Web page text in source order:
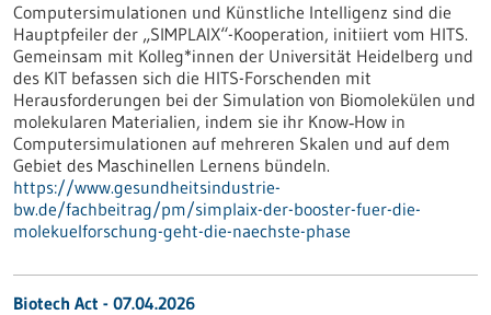
Computersimulationen und Künstliche Intelligenz sind die
Hauptpfeiler der „SIMPLAIX“-Kooperation, initiiert vom HITS.
Gemeinsam mit Kolleg*innen der Universität Heidelberg und
des KIT befassen sich die HITS-Forschenden mit
Herausforderungen bei der Simulation von Biomolekülen und
molekularen Materialien, indem sie ihr Know‑How in
Computersimulationen auf mehreren Skalen und auf dem
Gebiet des Maschinellen Lernens bündeln.
https://www.gesundheitsindustrie-
bw.de/fachbeitrag/pm/simplaix-der-booster-fuer-die-
molekuelforschung-geht-die-naechste-phase
Biotech Act - 07.04.2026